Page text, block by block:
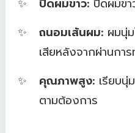
ปิดผมขาว: ปิดผมข
ถนอมเส้นผม: ผมนุ่
เสียหลังจากผ่านกา
คุณภาพสูง: เรียบนุ่
ตามต้องการ